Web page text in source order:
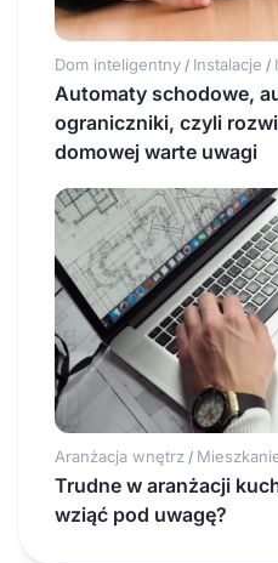
Dom inteligentny / Instalacje /
Automaty schodowe,
ograniczniki, czyli
domowej warte uwagi
Aranżacja wnętrz /
Trudne w aranżacji
wziąć pod uwagę?